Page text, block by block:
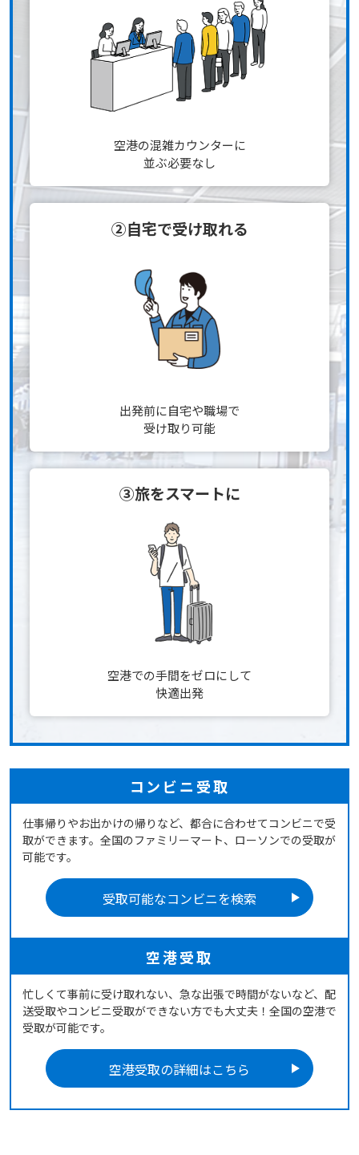
空港の混雑カウンターに
並ぶ必要なし
②自宅で受け取れる
出発前に自宅や職場で
受け取り可能
③旅をスマートに
空港での手間をゼロにして
快適出発
コンビニ受取
仕事帰りやお出かけの帰りなど、都合に合わせてコンビニで受
取ができます。全国のファミリーマート、ローソンでの受取が
可能です。
受取可能なコンビニを検索
空港受取
忙しくて事前に受け取れない、急な出張で時間がないなど、配
送受取やコンビニ受取ができない方でも大丈夫！全国の空港で
受取が可能です。
空港受取の詳細はこちら